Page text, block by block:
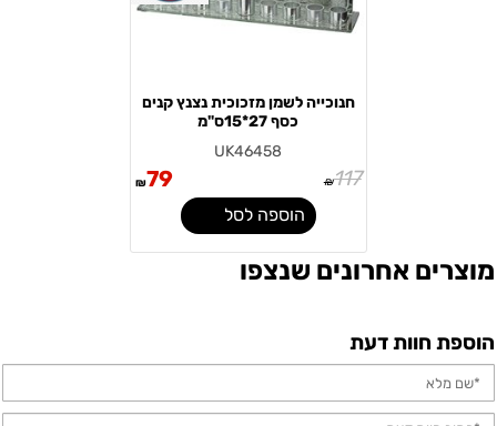
חנוכייה לשמן מזכוכית נצנץ קנים
כסף 27*15ס"מ
UK46458
₪117
₪79
הוספה לסל
מוצרים אחרונים שנצפו
הוספת חוות דעת